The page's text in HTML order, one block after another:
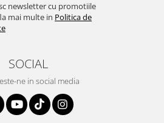
newsletter cu promotiile
mai multe in Politica de
SOCIAL
ne in social media